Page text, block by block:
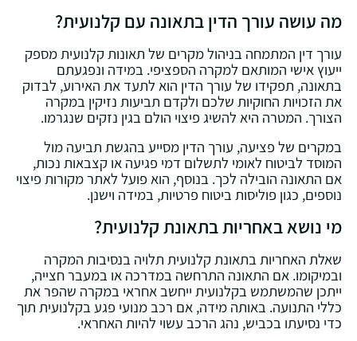
מה עושה עורך הדין בתאונה עם קלנועית?
עורך דין המתמחה בניהול מקרים של תאונות קלנועית מספק
ייעוץ אישי המותאם למקרה הספציפי. במידה ונפגעתם
בתאונה, תפקידו של עורך הדין הוא לתעד את האירוע, לבדוק
את הזכויות החוקיות שלכם ולקדם תביעות נזיקין במקרה
הצורך. המטרה היא להשיג פיצוי הולם בגין נזקים שנגרמו.
במקרים של פציעה, עורך הדין מסייע בהגשת תביעה מול
המוסד לביטוח לאומי לתשלום דמי פגיעה או קצבאות נכות,
אם התאונה הובילה לכך. בנוסף, הוא פועל לאתר מקורות פיצוי
נוספים, כגון פוליסות ביטוח פרטיות, במידה וישנן.
מי נושא באחריות בתאונת קלנועית?
שאלת האחריות בתאונת קלנועית תלויה בנסיבות המקרה
ובמיקומו. אם התאונה התרחשה במדרכה או במעבר חצייה,
ייתכן שהמשתמש בקלנועית ייחשב אחראי במקרה שהפר את
כללי התנועה. באותה מידה, אם רכב מנועי פגע בקלנועית תוך
כדי נסיעתו בכביש, נהג הרכב עשוי להיות האחראי.